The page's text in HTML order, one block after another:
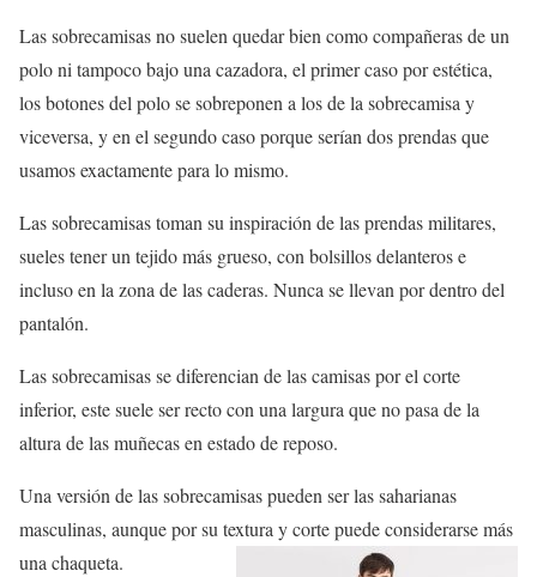
Las sobrecamisas no suelen quedar bien como compañeras de un
polo ni tampoco bajo una cazadora, el primer caso por estética,
los botones del polo se sobreponen a los de la sobrecamisa y
viceversa, y en el segundo caso porque serían dos prendas que
usamos exactamente para lo mismo.
Las sobrecamisas toman su inspiración de las prendas militares,
sueles tener un tejido más grueso, con bolsillos delanteros e
incluso en la zona de las caderas. Nunca se llevan por dentro del
pantalón.
Las sobrecamisas se diferencian de las camisas por el corte
inferior, este suele ser recto con una largura que no pasa de la
altura de las muñecas en estado de reposo.
Una versión de las sobrecamisas pueden ser las saharianas
masculinas, aunque por su textura y corte puede considerarse más
una chaqueta.